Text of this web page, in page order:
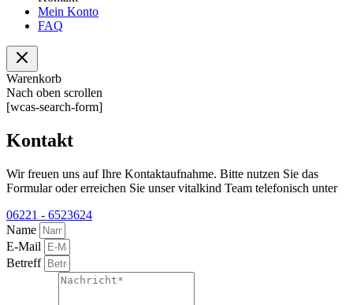
Mein Konto
FAQ
Warenkorb
Nach oben scrollen
[wcas-search-form]
Kontakt
Wir freuen uns auf Ihre Kontaktaufnahme. Bitte nutzen Sie das
Formular oder erreichen Sie unser vitalkind Team telefonisch unter
06221 - 6523624
Name
E-Mail
Betreff